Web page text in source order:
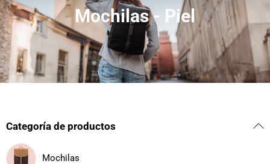
Mochilas - Piel
Categoría de productos
Mochilas